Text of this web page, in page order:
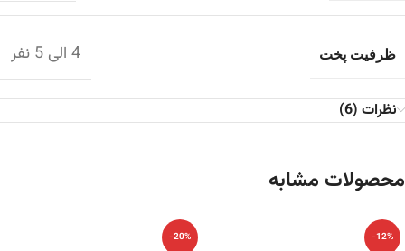
ظرفیت پخت 4 الی 5 نفر
نظرات (6)
محصولات مشابه
-12%
-20%